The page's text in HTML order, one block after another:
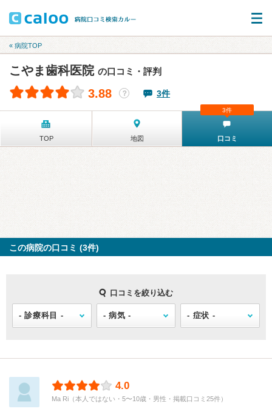
« 病院TOP
こやま歯科医院 の口コミ・評判
3.88 ？ 3件
TOP 地図 口コミ
3件
この病院の口コミ (3件)
口コミを絞り込む
4.0
Ma Ri（本人ではない・5〜10歳・男性・掲載口コミ25件）